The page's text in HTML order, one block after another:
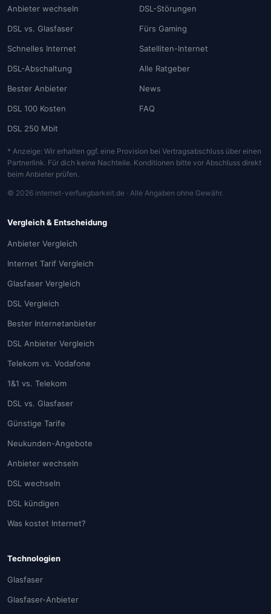
Anbieter wechseln
DSL vs. Glasfaser
Schnelles Internet
DSL-Abschaltung
Bester Anbieter
DSL 100 Kosten
DSL 250 Mbit
DSL-Störungen
Fürs Gaming
Satelliten-Internet
Alle Ratgeber
News
FAQ
* Anzeige: Wir erhalten ggf. eine Provision bei Vertragsabschluss über einen
Partnerlink. Für dich keine Nachteile. Konditionen bitte vor Abschluss direkt
beim Anbieter prüfen.
© 2026 internet-verfuegbarkeit.de · Alle Angaben ohne Gewähr.
Vergleich & Entscheidung
Anbieter Vergleich
Internet Tarif Vergleich
Glasfaser Vergleich
DSL Vergleich
Bester Internetanbieter
DSL Anbieter Vergleich
Telekom vs. Vodafone
1&1 vs. Telekom
DSL vs. Glasfaser
Günstige Tarife
Neukunden-Angebote
Anbieter wechseln
DSL wechseln
DSL kündigen
Was kostet Internet?
Technologien
Glasfaser
Glasfaser-Anbieter